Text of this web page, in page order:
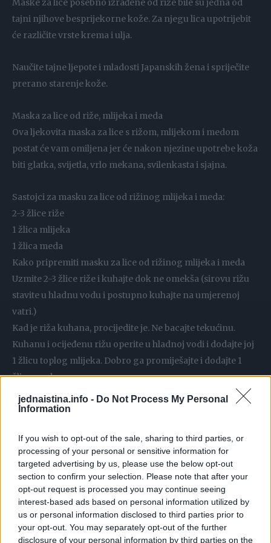
jednaistina.info - Do Not Process My Personal
Information
If you wish to opt-out of the sale, sharing to third parties, or
processing of your personal or sensitive information for
targeted advertising by us, please use the below opt-out
section to confirm your selection. Please note that after your
opt-out request is processed you may continue seeing
interest-based ads based on personal information utilized by
us or personal information disclosed to third parties prior to
your opt-out. You may separately opt-out of the further
disclosure of your personal information by third parties on the
Maske za lice posebno izrađene od riže bile su jedna od
tajni njihove besprijekorne kože. Za njegu lica upotrijebit
će različite vrste krema i ulja.
Naučite tajne ljepote i mladosti Japanskih žena i spriječite
prerano starenje kože.
Maska za lice od riže, mlijeka i meda
Ova ljekovita maska ​​za lice s rižom, mlijekom i medom
postat će vam omiljena jer će nakon njezine upotrebe koža
biti glatka, svijetla, vrlo mekana, svilenkasta i sjajna.
Sastojci za masku za lice od rižinog mlijeka i meda:
2-3 žlice riže
1 žlica mlijeka
1 žlica meda
Kako pripremiti masku za lice od rižinog mlijeka i meda
Uzmite 2-3 žlice riže i kuhajte dok ne omekša (sirovu rižu
stavite u hladnu vodu i postupno kuhajte na umjerenoj
vatri.)
Kad je riža kuhana, procijedite je. Ne bacajte tekućinu.
Kuhanu i ocijeđenu rižu operite u hladnoj vodi i dodajte joj
1 žlicu toplog mlijeka. Dobro ga promiješajte i dodajte 1
žlicu meda.
Kad je smjesa pripremljena, nanesite masku na očišćeno
lice i vrat.
kuhala riža
Riža je nevjerojatan i svestran prehrambeni proizvod
sposoban učinkovito nahraniti ljudsko tijelo i pomladiti
njegove funkcije. Voda od riže svijetla je točka među
ostalim prirodnim proizvodima za njegu kože, uključujući
maske. Potonji se koristi za istodobno čišćenje, njegu i
hidrataciju kože. Ovaj je pristup posebno koristan za ljude